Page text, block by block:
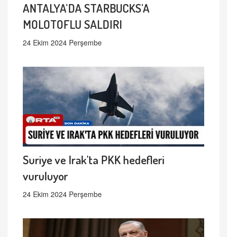
ANTALYA'DA STARBUCKS'A
MOLOTOFLU SALDIRI
24 Ekim 2024 Perşembe
Suriye ve Irak'ta PKK hedefleri
vuruluyor
24 Ekim 2024 Perşembe